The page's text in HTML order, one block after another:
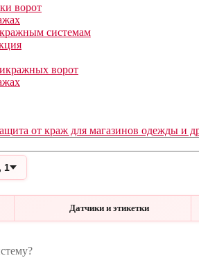
ворот
системам
ворот
1
Датчики и этикетки